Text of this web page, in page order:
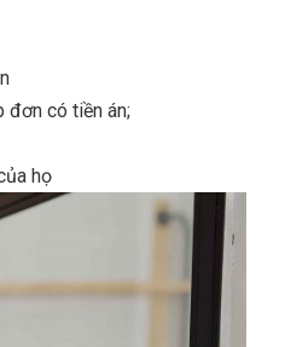
đơn có tiền án;
họ